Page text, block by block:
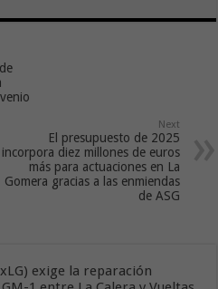
Next
El presupuesto de 2025
incorpora diez millones de euros
más para actuaciones en La
Gomera gracias a las enmiendas
de ASG
exige la reparación